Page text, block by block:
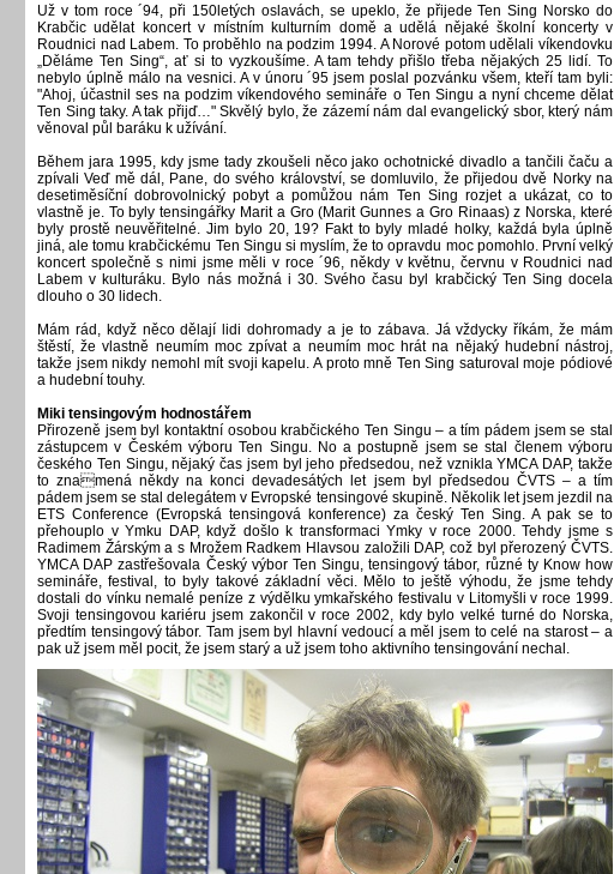
Už v tom roce ´94, při 150letých oslavách, se upeklo, že přijede Ten Sing Norsko do
Krabčic udělat koncert v místním kulturním domě a udělá nějaké školní koncerty v
Roudnici nad Labem. To proběhlo na podzim 1994. A Norové potom udělali víkendovku
„Děláme Ten Sing“, ať si to vyzkoušíme. A tam tehdy přišlo třeba nějakých 25 lidí. To
nebylo úplně málo na vesnici. A v únoru ´95 jsem poslal pozvánku všem, kteří tam byli:
"Ahoj, účastnil ses na podzim víkendového semináře o Ten Singu a nyní chceme dělat
Ten Sing taky. A tak přijď…" Skvělý bylo, že zázemí nám dal evangelický sbor, který nám
věnoval půl baráku k užívání.
Během jara 1995, kdy jsme tady zkoušeli něco jako ochotnické divadlo a tančili čaču a
zpívali Veď mě dál, Pane, do svého království, se domluvilo, že přijedou dvě Norky na
desetiměsíční dobrovolnický pobyt a pomůžou nám Ten Sing rozjet a ukázat, co to
vlastně je. To byly tensingářky Marit a Gro (Marit Gunnes a Gro Rinaas) z Norska, které
byly prostě neuvěřitelné. Jim bylo 20, 19? Fakt to byly mladé holky, každá byla úplně
jiná, ale tomu krabčickému Ten Singu si myslím, že to opravdu moc pomohlo. První velký
koncert společně s nimi jsme měli v roce ´96, někdy v květnu, červnu v Roudnici nad
Labem v kulturáku. Bylo nás možná i 30. Svého času byl krabčický Ten Sing docela
dlouho o 30 lidech.
Mám rád, když něco dělají lidi dohromady a je to zábava. Já vždycky říkám, že mám
štěstí, že vlastně neumím moc zpívat a neumím moc hrát na nějaký hudební nástroj,
takže jsem nikdy nemohl mít svoji kapelu. A proto mně Ten Sing saturoval moje pódiové
a hudební touhy.
Miki tensingovým hodnostářem
Přirozeně jsem byl kontaktní osobou krabčického Ten Singu – a tím pádem jsem se stal
zástupcem v Českém výboru Ten Singu. No a postupně jsem se stal členem výboru
českého Ten Singu, nějaký čas jsem byl jeho předsedou, než vznikla YMCA DAP, takže
to znamená někdy na konci devadesátých let jsem byl předsedou ČVTS – a tím
pádem jsem se stal delegátem v Evropské tensingové skupině. Několik let jsem jezdil na
ETS Conference (Evropská tensingová konference) za český Ten Sing. A pak se to
přehouplo v Ymku DAP, když došlo k transformaci Ymky v roce 2000. Tehdy jsme s
Radimem Žárským a s Mrožem Radkem Hlavsou založili DAP, což byl přerozený ČVTS.
YMCA DAP zastřešovala Český výbor Ten Singu, tensingový tábor, různé ty Know how
semináře, festival, to byly takové základní věci. Mělo to ještě výhodu, že jsme tehdy
dostali do vínku nemalé peníze z výdělku ymkařského festivalu v Litomyšli v roce 1999.
Svoji tensingovou kariéru jsem zakončil v roce 2002, kdy bylo velké turné do Norska,
předtím tensingový tábor. Tam jsem byl hlavní vedoucí a měl jsem to celé na starost – a
pak už jsem měl pocit, že jsem starý a už jsem toho aktivního tensingování nechal.